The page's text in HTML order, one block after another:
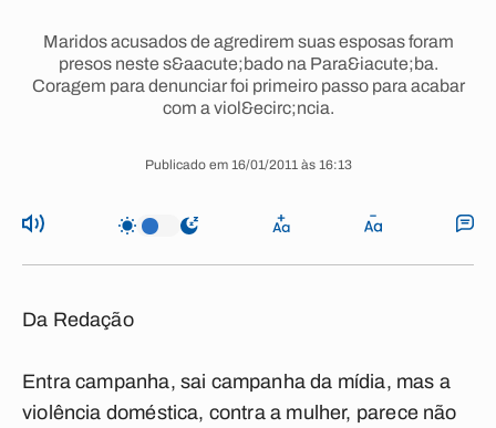
Maridos acusados de agredirem suas esposas foram
presos neste s&aacute;bado na Para&iacute;ba.
Coragem para denunciar foi primeiro passo para acabar
com a viol&ecirc;ncia.
Publicado em 16/01/2011 às 16:13
Da Redação
Entra campanha, sai campanha da mídia, mas a
violência doméstica, contra a mulher, parece não